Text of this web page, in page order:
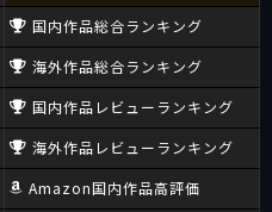
国内作品総合ランキング
海外作品総合ランキング
国内作品レビューランキング
海外作品レビューランキング
Amazon国内作品高評価